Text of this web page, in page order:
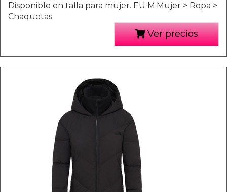
Disponible en talla para mujer. EU M.Mujer > Ropa >
Chaquetas
Ver precios